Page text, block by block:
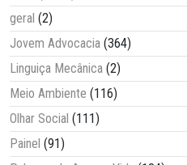
geral (2)
Jovem Advocacia (364)
Linguiça Mecânica (2)
Meio Ambiente (116)
Olhar Social (111)
Painel (91)